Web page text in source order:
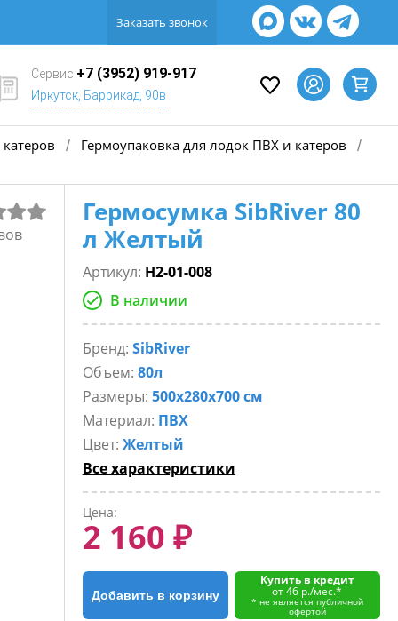
Заказать звонок
Сервис +7 (3952) 919-917
Иркутск, Баррикад, 90в
/ Гермоупаковка для лодок ПВХ и катеров /
Гермосумка SibRiver 80
л Желтый
Артикул: Н2-01-008
В наличии
Бренд: SibRiver
Объем: 80л
Размеры: 500х280х700 см
Материал: ПВХ
Цвет: Желтый
Все характеристики
Цена:
2 160 ₽
Добавить в корзину
Купить в кредит
от 46 р./мес.*
* не является публичной
офертой